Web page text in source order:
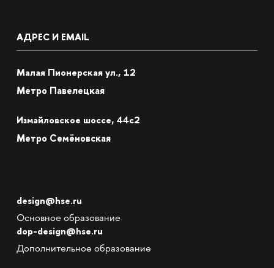
АДРЕС И EMAIL
Малая Пионерская ул., 12
Метро Павелецкая
Измайловское шоссе, 44с2
Метро Семёновская
design@hse.ru
Основное образование
dop-design@hse.ru
Дополнительное образование